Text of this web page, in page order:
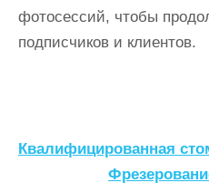
фотосессий, чтобы
подписчиков и клиентов.
Н
Квалифицированная